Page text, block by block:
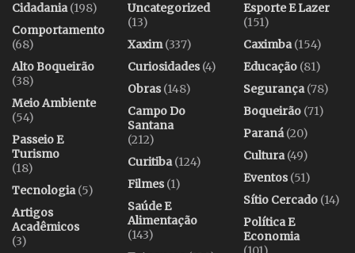
Cidadania(198)
Comportamento
(68)
Alto Boqueirão
(38)
Meio Ambiente
(54)
Passeio E
Turismo
(18)
Tecnologia(5)
Artigos
Acadêmicos
(3)
Uncategorized
(13)
Xaxim(337)
Curiosidades(4)
Obras(148)
Campo Do
Santana
(212)
Curitiba(124)
Filmes(1)
Saúde E
Alimentação
(143)
Esporte E Lazer
(151)
Caximba(154)
Educação (81)
Segurança(78)
Boqueirão (71)
Paraná(20)
Cultura(49)
Eventos(51)
Sítio Cercado (14)
Política E
Economia